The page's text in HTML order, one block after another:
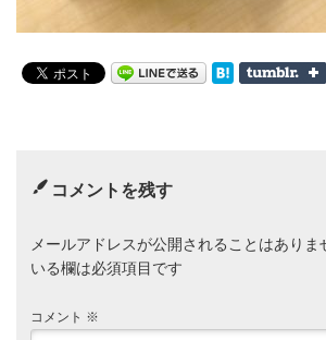
コメントを残す
メールアドレスが公開されることはありま
いる欄は必須項目です
コメント ※